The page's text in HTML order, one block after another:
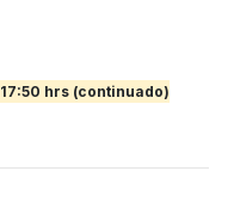
17:50 hrs (continuado)